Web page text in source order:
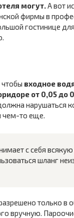
могут.А вот
фирмы в
гостинице
чтобы входное
от 0,05 до
нарушаться
чем-то еще.
с себя всякую
шланг
только в
вручную.